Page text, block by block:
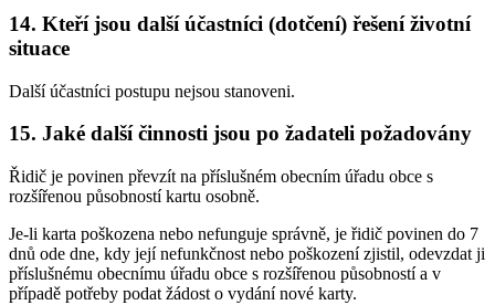
14. Kteří jsou další účastníci (dotčení) řešení životní
situace
Další účastníci postupu nejsou stanoveni.
15. Jaké další činnosti jsou po žadateli požadovány
Řidič je povinen převzít na příslušném obecním úřadu obce s
rozšířenou působností kartu osobně.
Je-li karta poškozena nebo nefunguje správně, je řidič povinen do 7
dnů ode dne, kdy její nefunkčnost nebo poškození zjistil, odevzdat ji
příslušnému obecnímu úřadu obce s rozšířenou působností a v
případě potřeby podat žádost o vydání nové karty.